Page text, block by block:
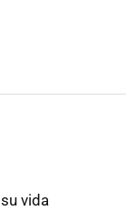
vida